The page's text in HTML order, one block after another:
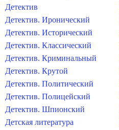
Детектив
Детектив. Иронический
Детектив. Исторический
Детектив. Классический
Детектив. Криминальный
Детектив. Крутой
Детектив. Политический
Детектив. Полицейский
Детектив. Шпионский
Детская литература